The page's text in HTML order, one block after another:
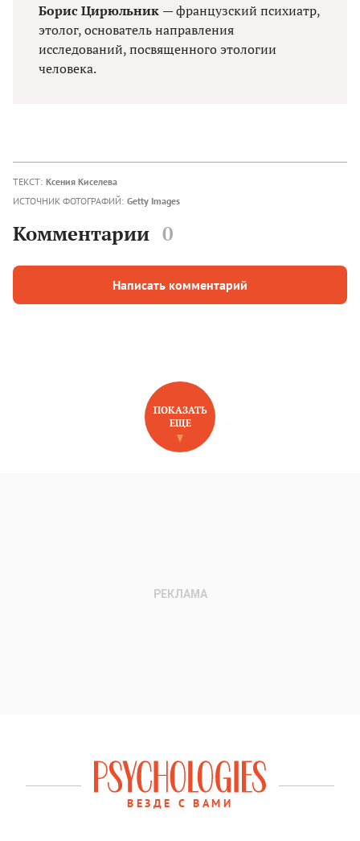
Борис Цирюльник — французский психиатр,
этолог, основатель направления
исследований, посвященного этологии
человека.
ТЕКСТ: Ксения Киселева
ИСТОЧНИК ФОТОГРАФИЙ: Getty Images
Комментарии 0
Написать комментарий
НОВОЕ НА САЙТЕ
ПОКАЗАТЬ
ЕЩЕ
ВЕЗДЕ С ВАМИ